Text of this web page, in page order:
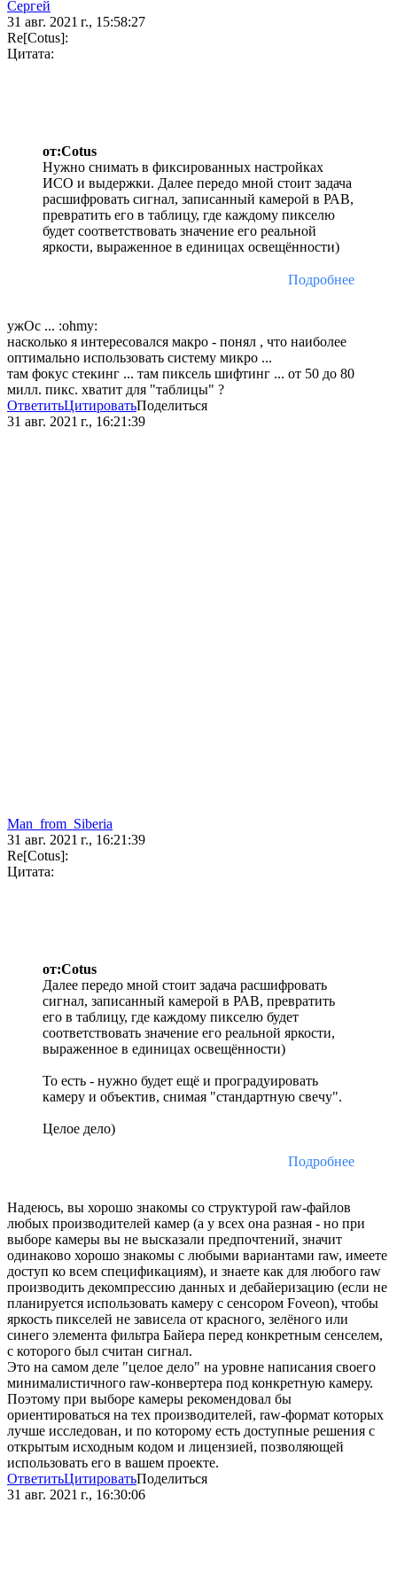
Сергей
31 авг. 2021 г., 15:58:27
Re[Cotus]:
Цитата:
от:Cotus
Нужно снимать в фиксированных настройках
ИСО и выдержки. Далее передо мной стоит задача
расшифровать сигнал, записанный камерой в РАВ,
превратить его в таблицу, где каждому пикселю
будет соответствовать значение его реальной
яркости, выраженное в единицах освещённости)
Подробнее
ужОс ... :ohmy:
насколько я интересовался макро - понял , что наиболее
оптимально использовать систему микро ...
там фокус стекинг ... там пиксель шифтинг ... от 50 до 80
милл. пикс. хватит для "таблицы" ?
ОтветитьЦитироватьПоделиться
31 авг. 2021 г., 16:21:39
Man_from_Siberia
31 авг. 2021 г., 16:21:39
Re[Cotus]:
Цитата:
от:Cotus
Далее передо мной стоит задача расшифровать
сигнал, записанный камерой в РАВ, превратить
его в таблицу, где каждому пикселю будет
соответствовать значение его реальной яркости,
выраженное в единицах освещённости)
То есть - нужно будет ещё и проградуировать
камеру и объектив, снимая "стандартную свечу".
Целое дело)
Подробнее
Надеюсь, вы хорошо знакомы со структурой raw-файлов
любых производителей камер (а у всех она разная - но при
выборе камеры вы не высказали предпочтений, значит
одинаково хорошо знакомы с любыми вариантами raw, имеете
доступ ко всем спецификациям), и знаете как для любого raw
производить декомпрессию данных и дебайеризацию (если не
планируется использовать камеру с сенсором Foveon), чтобы
яркость пикселей не зависела от красного, зелёного или
синего элемента фильтра Байера перед конкретным сенселем,
с которого был считан сигнал.
Это на самом деле "целое дело" на уровне написания своего
минималистичного raw-конвертера под конкретную камеру.
Поэтому при выборе камеры рекомендовал бы
ориентироваться на тех производителей, raw-формат которых
лучше исследован, и по которому есть доступные решения с
открытым исходным кодом и лицензией, позволяющей
использовать его в вашем проекте.
ОтветитьЦитироватьПоделиться
31 авг. 2021 г., 16:30:06